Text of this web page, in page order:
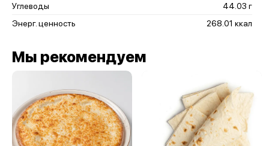
Углеводы
44.03 г
Энерг. ценность
268.01 ккал
Мы рекомендуем